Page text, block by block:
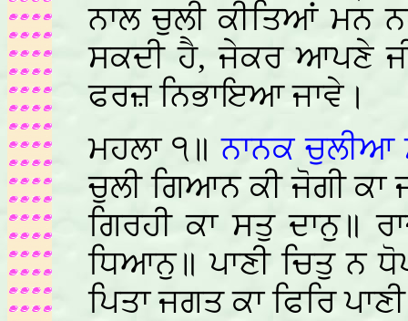
ਨਾਲ ਚੁਲੀ ਕੀਤਿਆਂ ਮਨ
ਸਕਦੀ ਹੈ, ਜੇਕਰ ਆਪਣੇ
ਫਰਜ਼ ਨਿਭਾਇਆ ਜਾਵੇ।
ਮਹਲਾ ੧॥ਨਾਨਕ
ਚੁਲੀ ਗਿਆਨ ਕੀ ਜੋਗੀ
ਗਿਰਹੀ ਕਾ ਸਤੁ ਦਾਨੁ॥
ਧਿਆਨੁ॥ ਪਾਣੀ ਚਿਤੁ ਨ
ਪਿਤਾ ਜਗਤ ਕਾ ਫਿਰਿ